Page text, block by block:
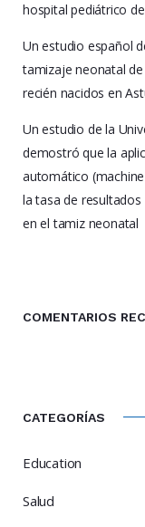
hospital pediátrico
Un estudio español
tamizaje neonatal
recién nacidos en
Un estudio de la
demostró que la
automático
la tasa de
en el tamiz neonatal
COMENTARIOS
CATEGORÍAS
Education
Salud